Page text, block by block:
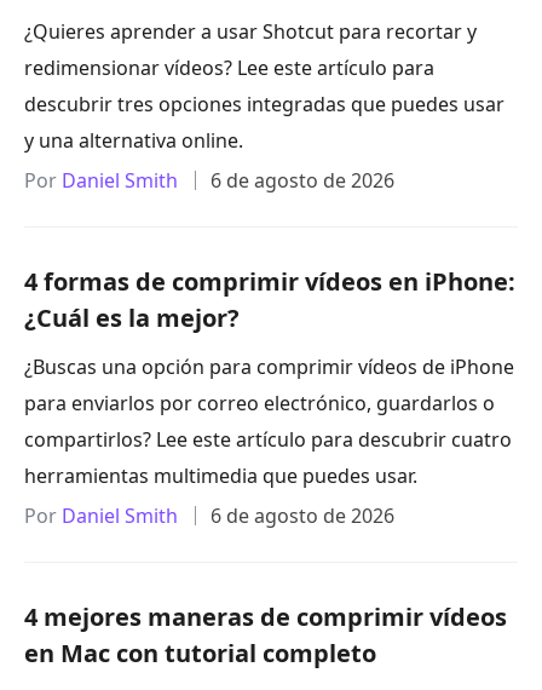
¿Quieres aprender a usar Shotcut para recortar y
redimensionar vídeos? Lee este artículo para
descubrir tres opciones integradas que puedes usar
y una alternativa online.
Por Daniel Smith 6 de agosto de 2026
4 formas de comprimir vídeos en iPhone:
¿Cuál es la mejor?
¿Buscas una opción para comprimir vídeos de iPhone
para enviarlos por correo electrónico, guardarlos o
compartirlos? Lee este artículo para descubrir cuatro
herramientas multimedia que puedes usar.
Por Daniel Smith 6 de agosto de 2026
4 mejores maneras de comprimir vídeos
en Mac con tutorial completo